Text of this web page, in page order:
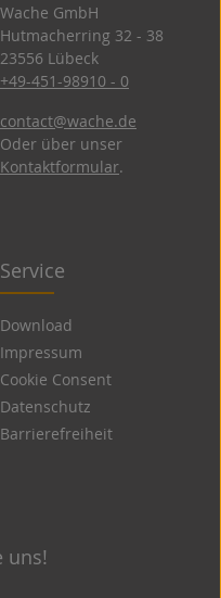
Wache GmbH
Hutmacherring 32 ­- 38
23556 Lübeck
+49-451-98910 - 0
contact@wache.de
Oder über unser
Kontaktformular.
Service
Download
Impressum
Cookie Consent
Datenschutz
Barrierefreiheit
uns!